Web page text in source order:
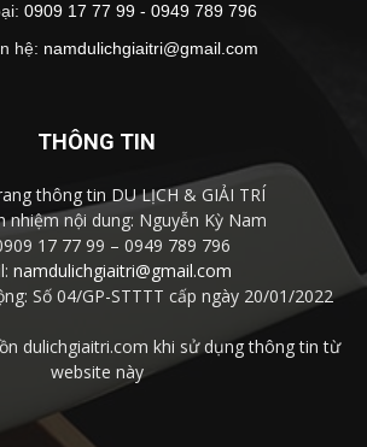
0909 17 77 99 - 0949 789 796
hệ: namdulichgiaitri@gmail.com
THÔNG TIN
thông tin DU LỊCH & GIẢI TRÍ
nhiệm nội dung: Nguyễn Kỳ Nam
17 77 99 – 0949 789 796
namdulichgiaitri@gmail.com
Số 04/GP-STTTT cấp ngày 20/01/2022
dulichgiaitri.com khi sử dụng thông tin từ
website này